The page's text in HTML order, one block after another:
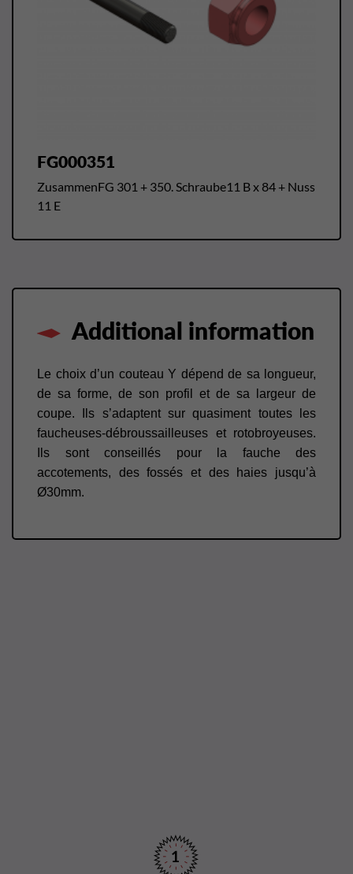
FG000351
ZusammenFG 301 + 350. Schraube11 B x 84 + Nuss
11 E
Additional information
Le choix d’un couteau Y dépend de sa longueur,
de sa forme, de son profil et de sa largeur de
coupe. Ils s’adaptent sur quasiment toutes les
faucheuses-débroussailleuses et rotobroyeuses.
Ils sont conseillés pour la fauche des
accotements, des fossés et des haies jusqu’à
Ø30mm.